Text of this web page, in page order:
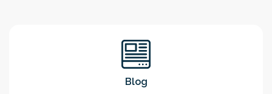
Blog